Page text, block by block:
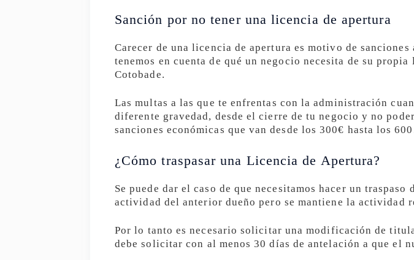
Sanción por no tener una licencia de apertura
Carecer de una licencia de apertura es motivo de
tenemos en cuenta de qué un negocio necesita de su
Cotobade.
Las multas a las que te enfrentas con la administración
diferente gravedad, desde el cierre de tu negocio y no
sanciones económicas que van desde los 300€ hasta los
¿Cómo traspasar una Licencia de Apertura?
Se puede dar el caso de que necesitamos hacer un
actividad del anterior dueño pero se mantiene la actividad
Por lo tanto es necesario solicitar una modificación de
debe solicitar con al menos 30 días de antelación a que el